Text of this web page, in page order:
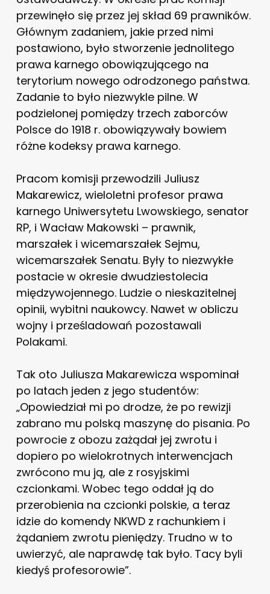
przewinęło się przez jej skład 69 prawników.
Głównym zadaniem, jakie przed nimi
postawiono, było stworzenie jednolitego
prawa karnego obowiązującego na
terytorium nowego odrodzonego państwa.
Zadanie to było niezwykle pilne. W
podzielonej pomiędzy trzech zaborców
Polsce do 1918 r. obowiązywały bowiem
różne kodeksy prawa karnego.
Pracom komisji przewodzili Juliusz
Makarewicz, wieloletni profesor prawa
karnego Uniwersytetu Lwowskiego, senator
RP, i Wacław Makowski – prawnik,
marszałek i wicemarszałek Sejmu,
wicemarszałek Senatu. Były to niezwykłe
postacie w okresie dwudziestolecia
międzywojennego. Ludzie o nieskazitelnej
opinii, wybitni naukowcy. Nawet w obliczu
wojny i prześladowań pozostawali
Polakami.
Tak oto Juliusza Makarewicza wspominał
po latach jeden z jego studentów:
„Opowiedział mi po drodze, że po rewizji
zabrano mu polską maszynę do pisania. Po
powrocie z obozu zażądał jej zwrotu i
dopiero po wielokrotnych interwencjach
zwrócono mu ją, ale z rosyjskimi
czcionkami. Wobec tego oddał ją do
przerobienia na czcionki polskie, a teraz
idzie do komendy NKWD z rachunkiem i
żądaniem zwrotu pieniędzy. Trudno w to
uwierzyć, ale naprawdę tak było. Tacy byli
kiedyś profesorowie”.